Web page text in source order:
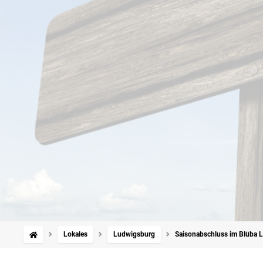
Lokales Ludwigsburg Saisonabschluss im Blüba